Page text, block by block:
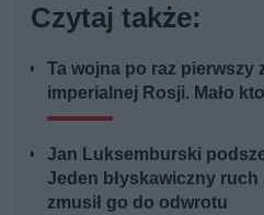
Czytaj także:
Ta wojna po raz pierwszy
imperialnej Rosji. Mało
Jan Luksemburski
Jeden błyskawiczny
zmusił go do odwrotu